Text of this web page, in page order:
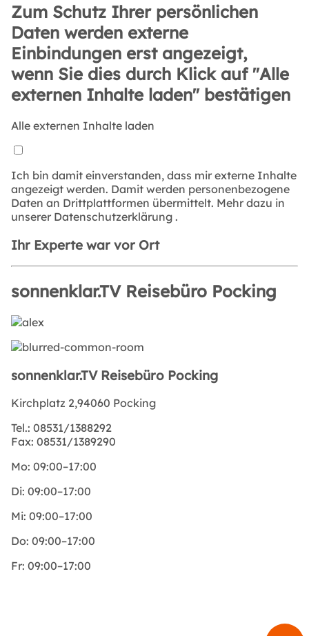
Zum Schutz Ihrer persönlichen
Daten werden externe
Einbindungen erst angezeigt,
wenn Sie dies durch Klick auf "Alle
externen Inhalte laden" bestätigen
Alle externen Inhalte laden
Ich bin damit einverstanden, dass mir externe Inhalte
angezeigt werden. Damit werden personenbezogene
Daten an Drittplattformen übermittelt. Mehr dazu in
unserer Datenschutzerklärung .
Ihr Experte war vor Ort
sonnenklar.TV Reisebüro Pocking
sonnenklar.TV Reisebüro Pocking
Kirchplatz 2,94060 Pocking
Tel.: 08531/1388292
Fax: 08531/1389290
Mo: 09:00–17:00
Di: 09:00–17:00
Mi: 09:00–17:00
Do: 09:00–17:00
Fr: 09:00–17:00